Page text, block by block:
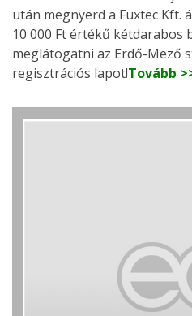
után megnyerd a Fuxtec
10 000 Ft értékű kétdarabos
meglátogatni az Erdő-Mező
regisztrációs lapot!Tovább